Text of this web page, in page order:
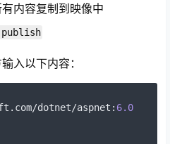
内容复制到映像中
入以下内容：
. com/dotnet/aspnet : 6.0